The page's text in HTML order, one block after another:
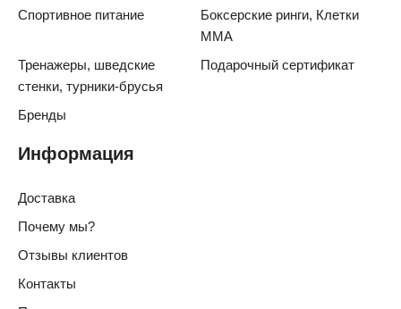
Спортивное питание
Боксерские ринги, Клетки
ММА
Тренажеры, шведские
стенки, турники-брусья
Подарочный сертификат
Бренды
Информация
Доставка
Почему мы?
Отзывы клиентов
Контакты